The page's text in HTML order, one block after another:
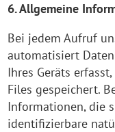
6. Allgemeine
Bei jedem Aufruf
automatisiert
Ihres Geräts
Files gespeichert.
Informationen, die
identifizierbare